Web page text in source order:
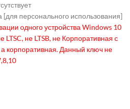
[для персонального использования]
одного устройства Windows 10
не LTSB, не Корпоративная с
корпоративная. Данный ключ не